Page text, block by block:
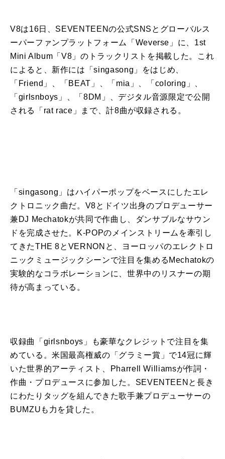
V8は16日、SEVENTEENの公式SNSとグローバルス
ーパーファンプラットフォーム「Weverse」に、1st
Mini Album「V8 」のトラックリストを掲載した。これ
によると、新作には「singasong 」をはじめ、
「Friend」、「BEAT」、「mia」、「coloring」、
「girlsnboys」、「8DM」、デジタル音源限定で公開
される「rat race」まで、計8曲が収録される。
「 singasong 」はハイパーポップをベースにしたエレ
クトロニック 曲だ。 V8とドイツ出身のプロデューサー
兼DJ Mechatokが共同で作曲 し、ダンサブルなサウン
ドを完成させた。K-POPのメインストリームを牽引し
てきたTHE 8とVERNONと、ヨーロッパのエレクトロ
ニックミュージックシーンで注目を集めるMechatokの
実験的なコラボレーションに、世界中のリスナーの期
待が高まっている。
収録曲
「girlsnboys」も豪華なクレジットで注目を集
めている。米国最高権威の「グラミー賞」で14冠に輝
いた世界的アーティスト、Pharrell Williamsが作詞・
作曲 ・プロデュースに参加した。SEVENTEENと長き
にわたりタッグを組んできた歌手兼プロデューサーの
BUMZUも力を貸した。